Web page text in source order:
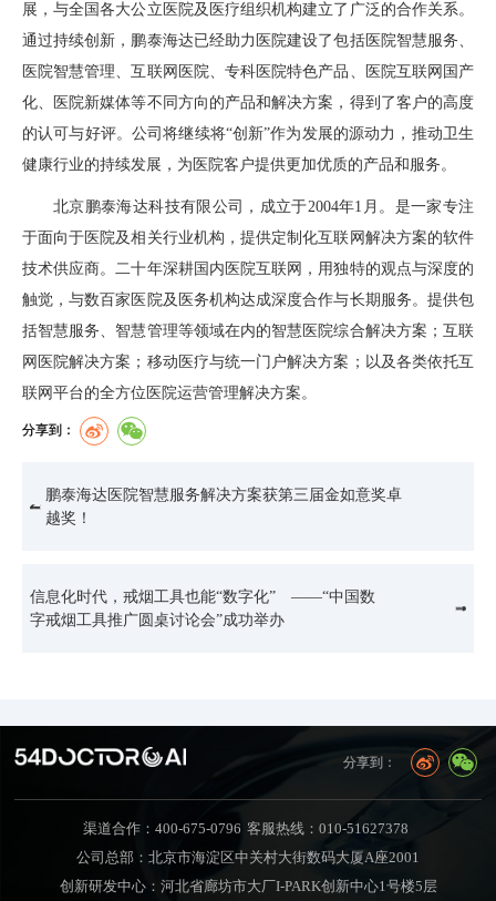
展，与全国各大公立医院及医疗组织机构建立了广泛的合作关系。
通过持续创新，鹏泰海达已经助力医院建设了包括医院智慧服务、
医院智慧管理、互联网医院、专科医院特色产品、医院互联网国产
化、医院新媒体等不同方向的产品和解决方案，得到了客户的高度
的认可与好评。公司将继续将“创新”作为发展的源动力，推动卫生
健康行业的持续发展，为医院客户提供更加优质的产品和服务。
北京鹏泰海达科技有限公司，成立于2004年1月。是一家专注
于面向于医院及相关行业机构，提供定制化互联网解决方案的软件
技术供应商。二十年深耕国内医院互联网，用独特的观点与深度的
触觉，与数百家医院及医务机构达成深度合作与长期服务。提供包
括智慧服务、智慧管理等领域在内的智慧医院综合解决方案；互联
网医院解决方案；移动医疗与统一门户解决方案；以及各类依托互
联网平台的全方位医院运营管理解决方案。
分享到：
鹏泰海达医院智慧服务解决方案获第三届金如意奖卓
越奖！
信息化时代，戒烟工具也能“数字化” ——“中国数
字戒烟工具推广圆桌讨论会”成功举办
分享到：
渠道合作：400-675-0796 客服热线：010-51627378
公司总部：北京市海淀区中关村大街数码大厦A座2001
创新研发中心：河北省廊坊市大厂I-PARK创新中心1号楼5层